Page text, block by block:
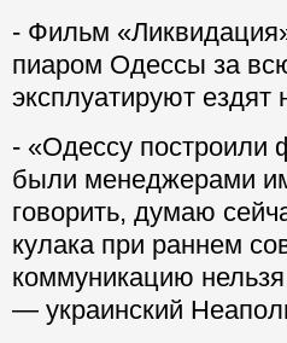
- Фильм
пиаром Одессы за
эксплуатируют
- «Одессу
были менеджерами
говорить, думаю
кулака при раннем
коммуникацию
— украинский